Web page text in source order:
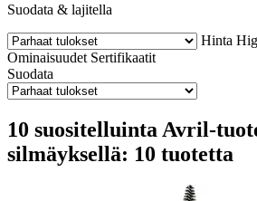
Suodata & lajitella
Hinta
Ominaisuudet Sertifikaatit
Suodata
10 suositelluinta Avril-
silmäyksellä: 10 tuotetta